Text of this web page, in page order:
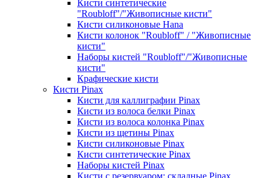
Кисти синтетические
"Roubloff"/"Живописные кисти"
Кисти силиконовые Hana
Кисти колонок "Roubloff" / "Живописные
кисти"
Наборы кистей "Roubloff"/"Живописные
кисти"
Крафические кисти
Кисти Pinax
Кисти для каллиграфии Pinax
Кисти из волоса белки Pinax
Кисти из волоса колонка Pinax
Кисти из щетины Pinax
Кисти силиконовые Pinax
Кисти синтетические Pinax
Наборы кистей Pinax
Кисти с резервуаром; складные Pinax